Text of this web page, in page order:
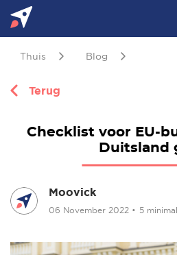
Thuis Blog
Terug
Checklist voor EU-
Duitsland
Moovick
06 November 2022 • 5